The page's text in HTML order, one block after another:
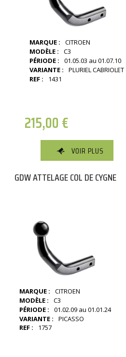
MARQUE :
CITROEN
MODÈLE :
C3
PÉRIODE :
01.05.03 au 01.07.10
VARIANTE :
PLURIEL CABRIOLET
REF :
1431
215,00€
VOIR PLUS
GDW ATTELAGE COL DE CYGNE
MARQUE :
CITROEN
MODÈLE :
C3
PÉRIODE :
01.02.09 au 01.01.24
VARIANTE :
PICASSO
REF :
1757